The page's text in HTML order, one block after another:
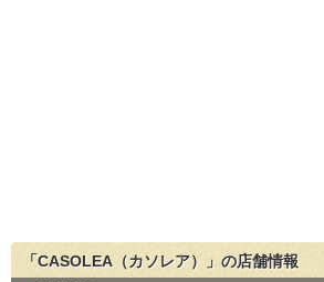
「CASOLEA（カソレア）」の店舗情報